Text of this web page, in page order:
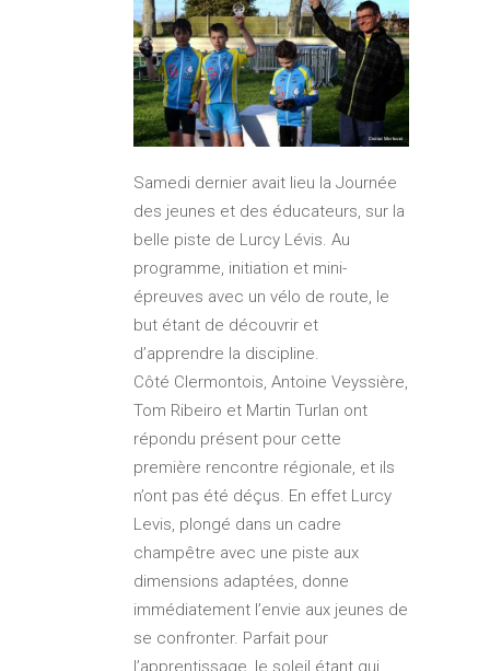
Samedi dernier avait lieu la Journée
des jeunes et des éducateurs, sur la
belle piste de Lurcy Lévis. Au
programme, initiation et mini-
épreuves avec un vélo de route, le
but étant de découvrir et
d’apprendre la discipline.
Côté Clermontois, Antoine Veyssière,
Tom Ribeiro et Martin Turlan ont
répondu présent pour cette
première rencontre régionale, et ils
n’ont pas été déçus. En effet Lurcy
Levis, plongé dans un cadre
champêtre avec une piste aux
dimensions adaptées, donne
immédiatement l’envie aux jeunes de
se confronter. Parfait pour
l’apprentissage, le soleil étant qui